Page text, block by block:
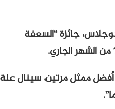
جائزة “السعفة
ممثل مرتين، سينال علة